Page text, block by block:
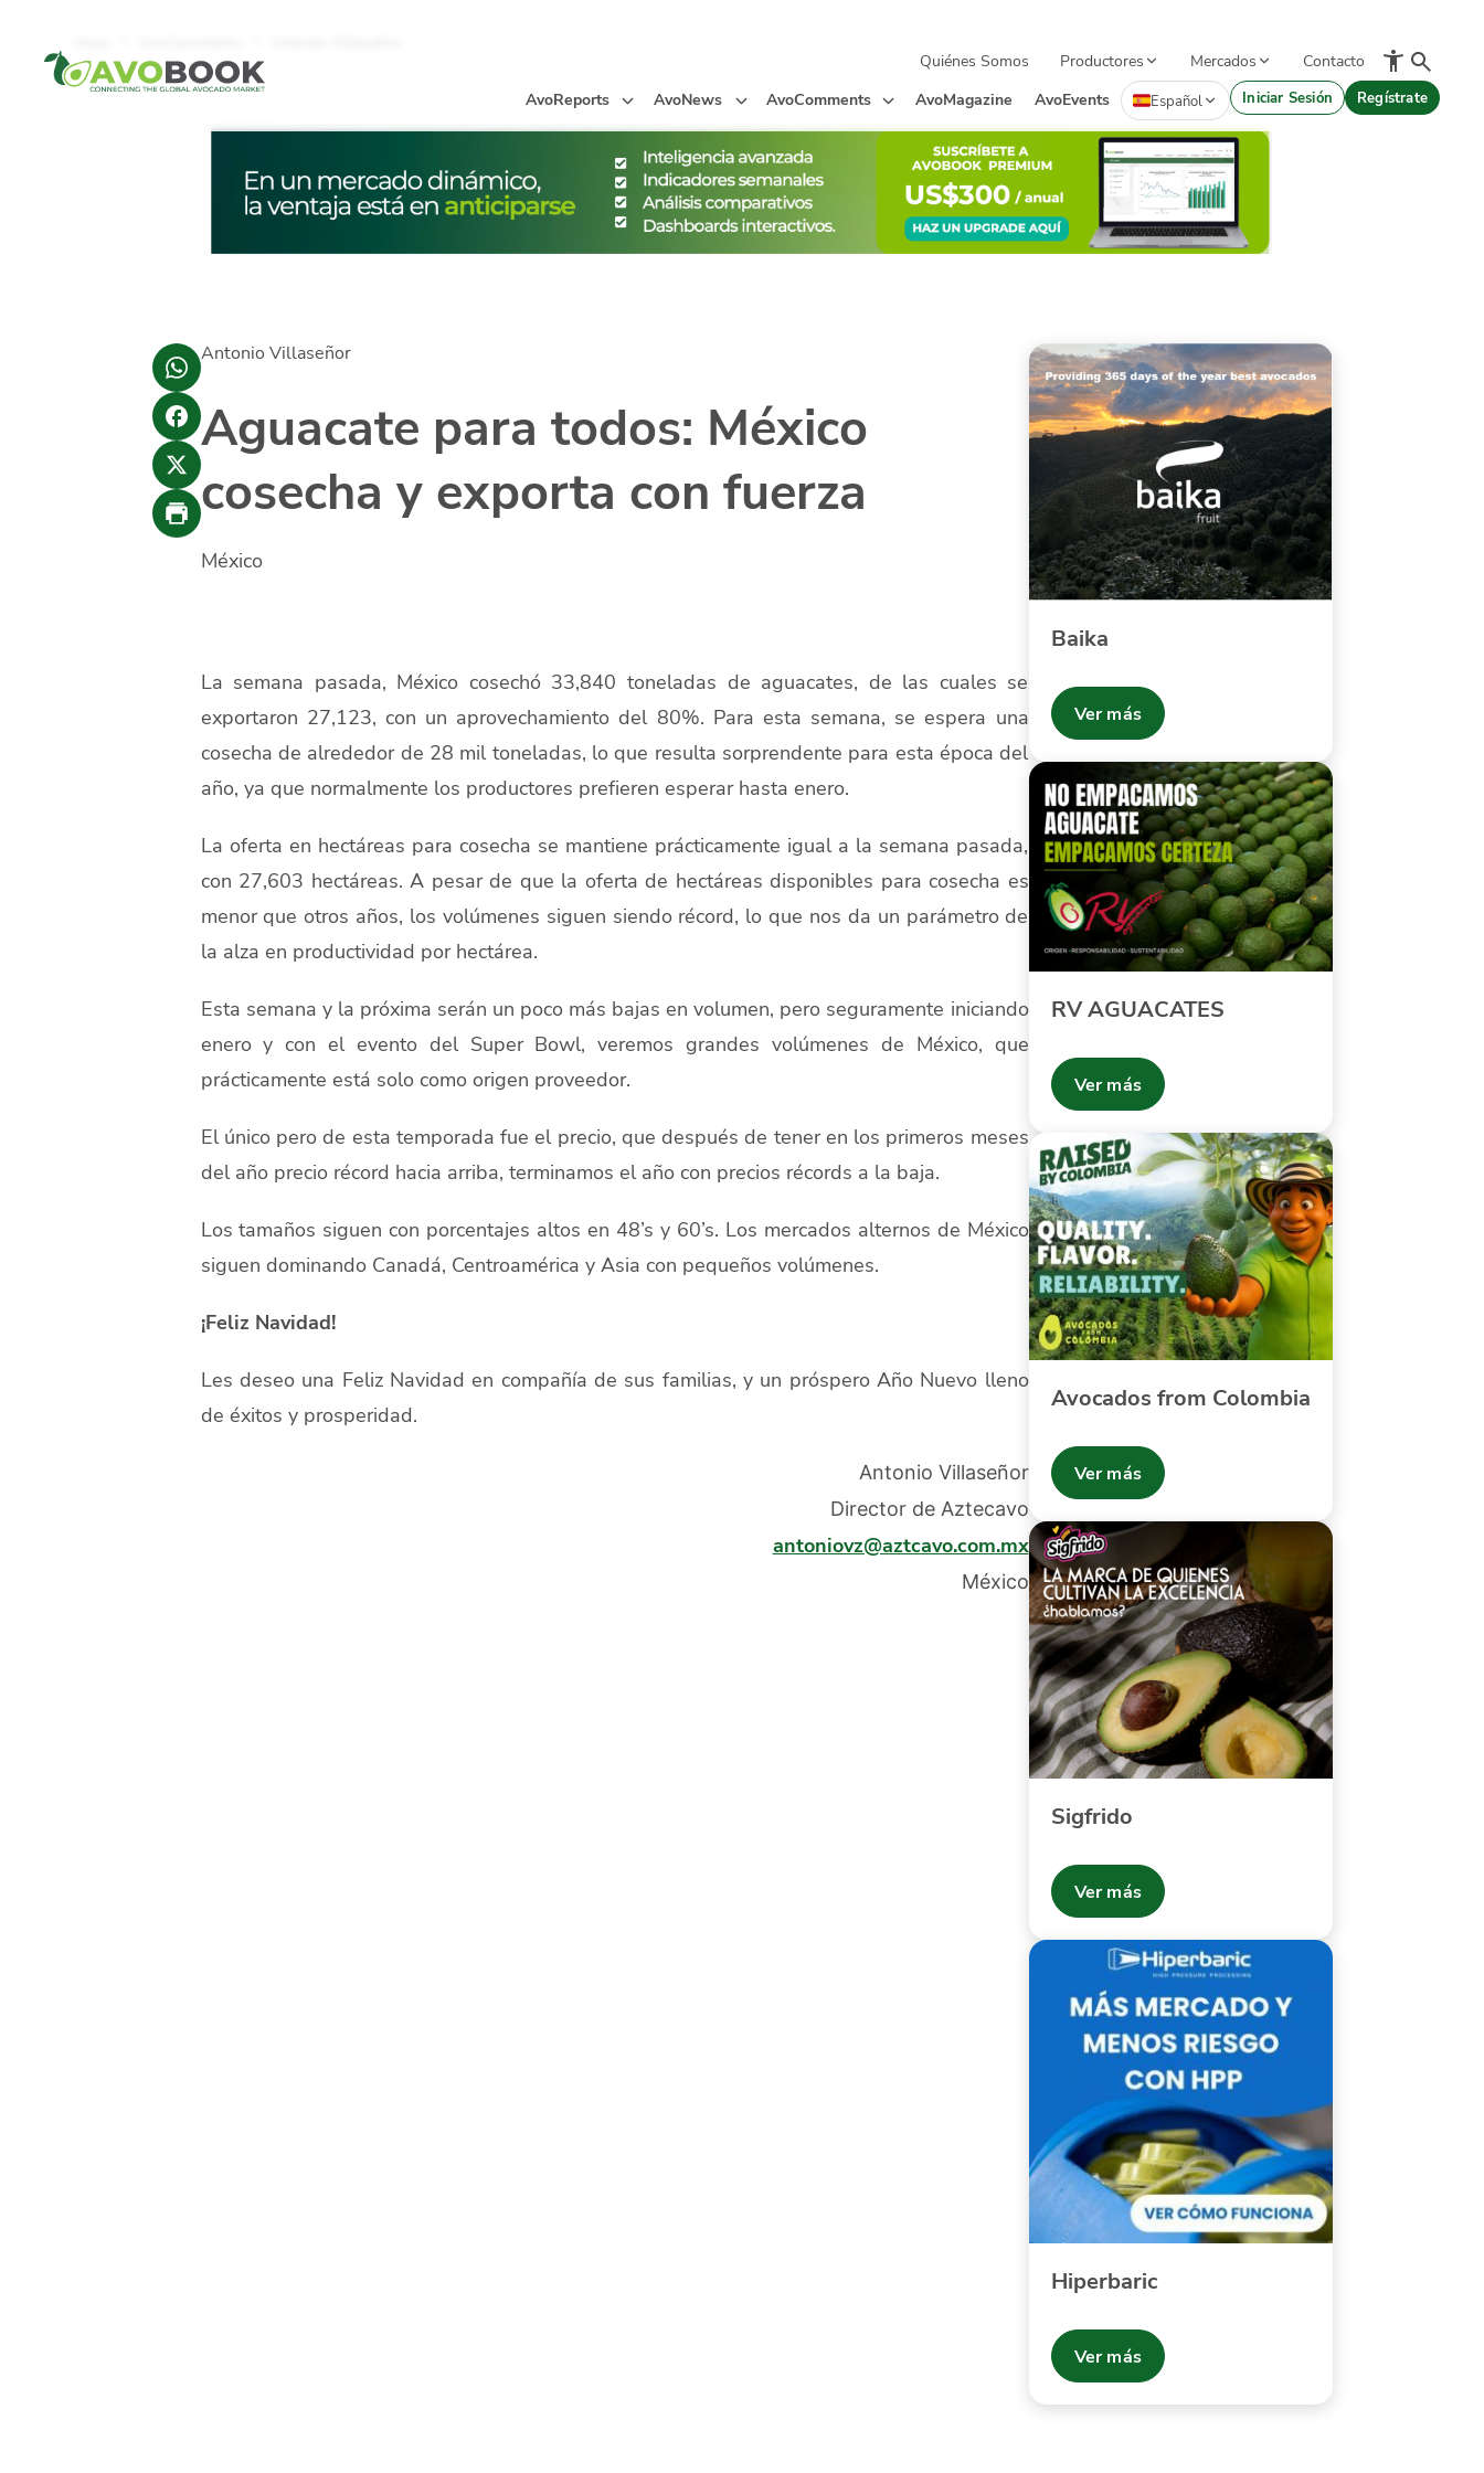
Quiénes Somos Productores Mercados
Contacto
AvoReports
AvoNews AvoComments AvoMagazine AvoEvents Español Iniciar Sesión Regístrate
Antonio Villaseñor
Aguacate para todos: México
cosecha y exporta con fuerza
México
La semana pasada, México cosechó 33,840 toneladas de aguacates, de las cuales se
exportaron 27,123, con un aprovechamiento del 80%. Para esta semana, se espera una
cosecha de alrededor de 28 mil toneladas, lo que resulta sorprendente para esta época del
año, ya que normalmente los productores prefieren esperar hasta enero.
La oferta en hectáreas para cosecha se mantiene prácticamente igual a la semana pasada,
con 27,603 hectáreas. A pesar de que la oferta de hectáreas disponibles para cosecha es
menor que otros años, los volúmenes siguen siendo récord, lo que nos da un parámetro de
la alza en productividad por hectárea.
Esta semana y la próxima serán un poco más bajas en volumen, pero seguramente iniciando
enero y con el evento del Super Bowl, veremos grandes volúmenes de México, que
prácticamente está solo como origen proveedor.
El único pero de esta temporada fue el precio, que después de tener en los primeros meses
del año precio récord hacia arriba, terminamos el año con precios récords a la baja.
Los tamaños siguen con porcentajes altos en 48’s y 60’s. Los mercados alternos de México
siguen dominando Canadá, Centroamérica y Asia con pequeños volúmenes.
¡Feliz Navidad!
Les deseo una Feliz Navidad en compañía de sus familias, y un próspero Año Nuevo lleno
de éxitos y prosperidad.
Antonio Villaseñor
Director de Aztecavo
antoniovz@aztcavo.com.mx
México
Baika
Ver más
RV AGUACATES
Ver más
Avocados from Colombia
Ver más
Sigfrido
Ver más
Hiperbaric
Ver más